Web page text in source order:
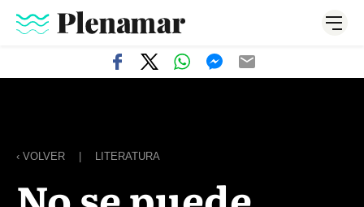
‹ VOLVER LITERATURA